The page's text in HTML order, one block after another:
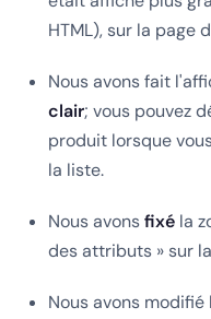
HTML), sur la page
Nous avons fait
clair; vous pouvez
produit lorsque
la liste.
Nous avonsfixé la
des attributs » sur
Nous avons